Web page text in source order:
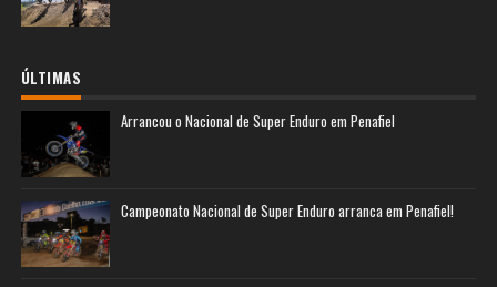
ÚLTIMAS
Arrancou o Nacional de Super Enduro em Penafiel
Campeonato Nacional de Super Enduro arranca em Penafiel!